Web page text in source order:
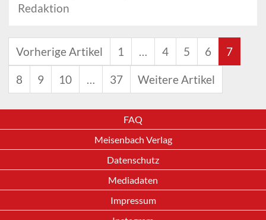
Redaktion
Vorherige Artikel 1 … 4 5 6 7
8 9 10 … 37 Weitere Artikel
FAQ
Meisenbach Verlag
Datenschutz
Mediadaten
Impressum